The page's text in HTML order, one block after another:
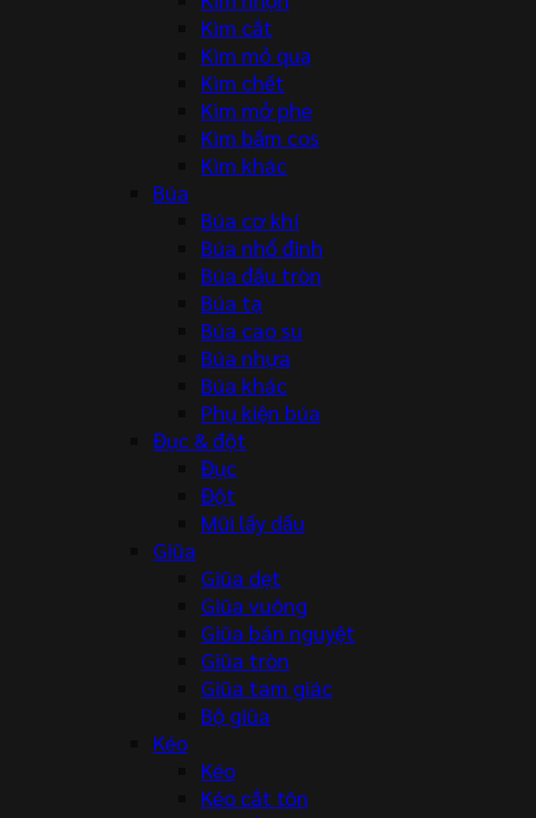
Kìm cắt
Kìm mỏ quạ
Kìm chết
Kìm mở phe
Kìm bấm cos
Kìm khác
Búa
Búa cơ khí
Búa nhổ đinh
Búa đầu tròn
Búa tạ
Búa cao su
Búa nhựa
Búa khác
Phụ kiện búa
Đục & đột
Đục
Đột
Mũi lấy dấu
Giũa
Giũa dẹt
Giũa vuông
Giũa bán nguyệt
Giũa tròn
Giũa tam giác
Bộ giũa
Kéo
Kéo
Kéo cắt tôn